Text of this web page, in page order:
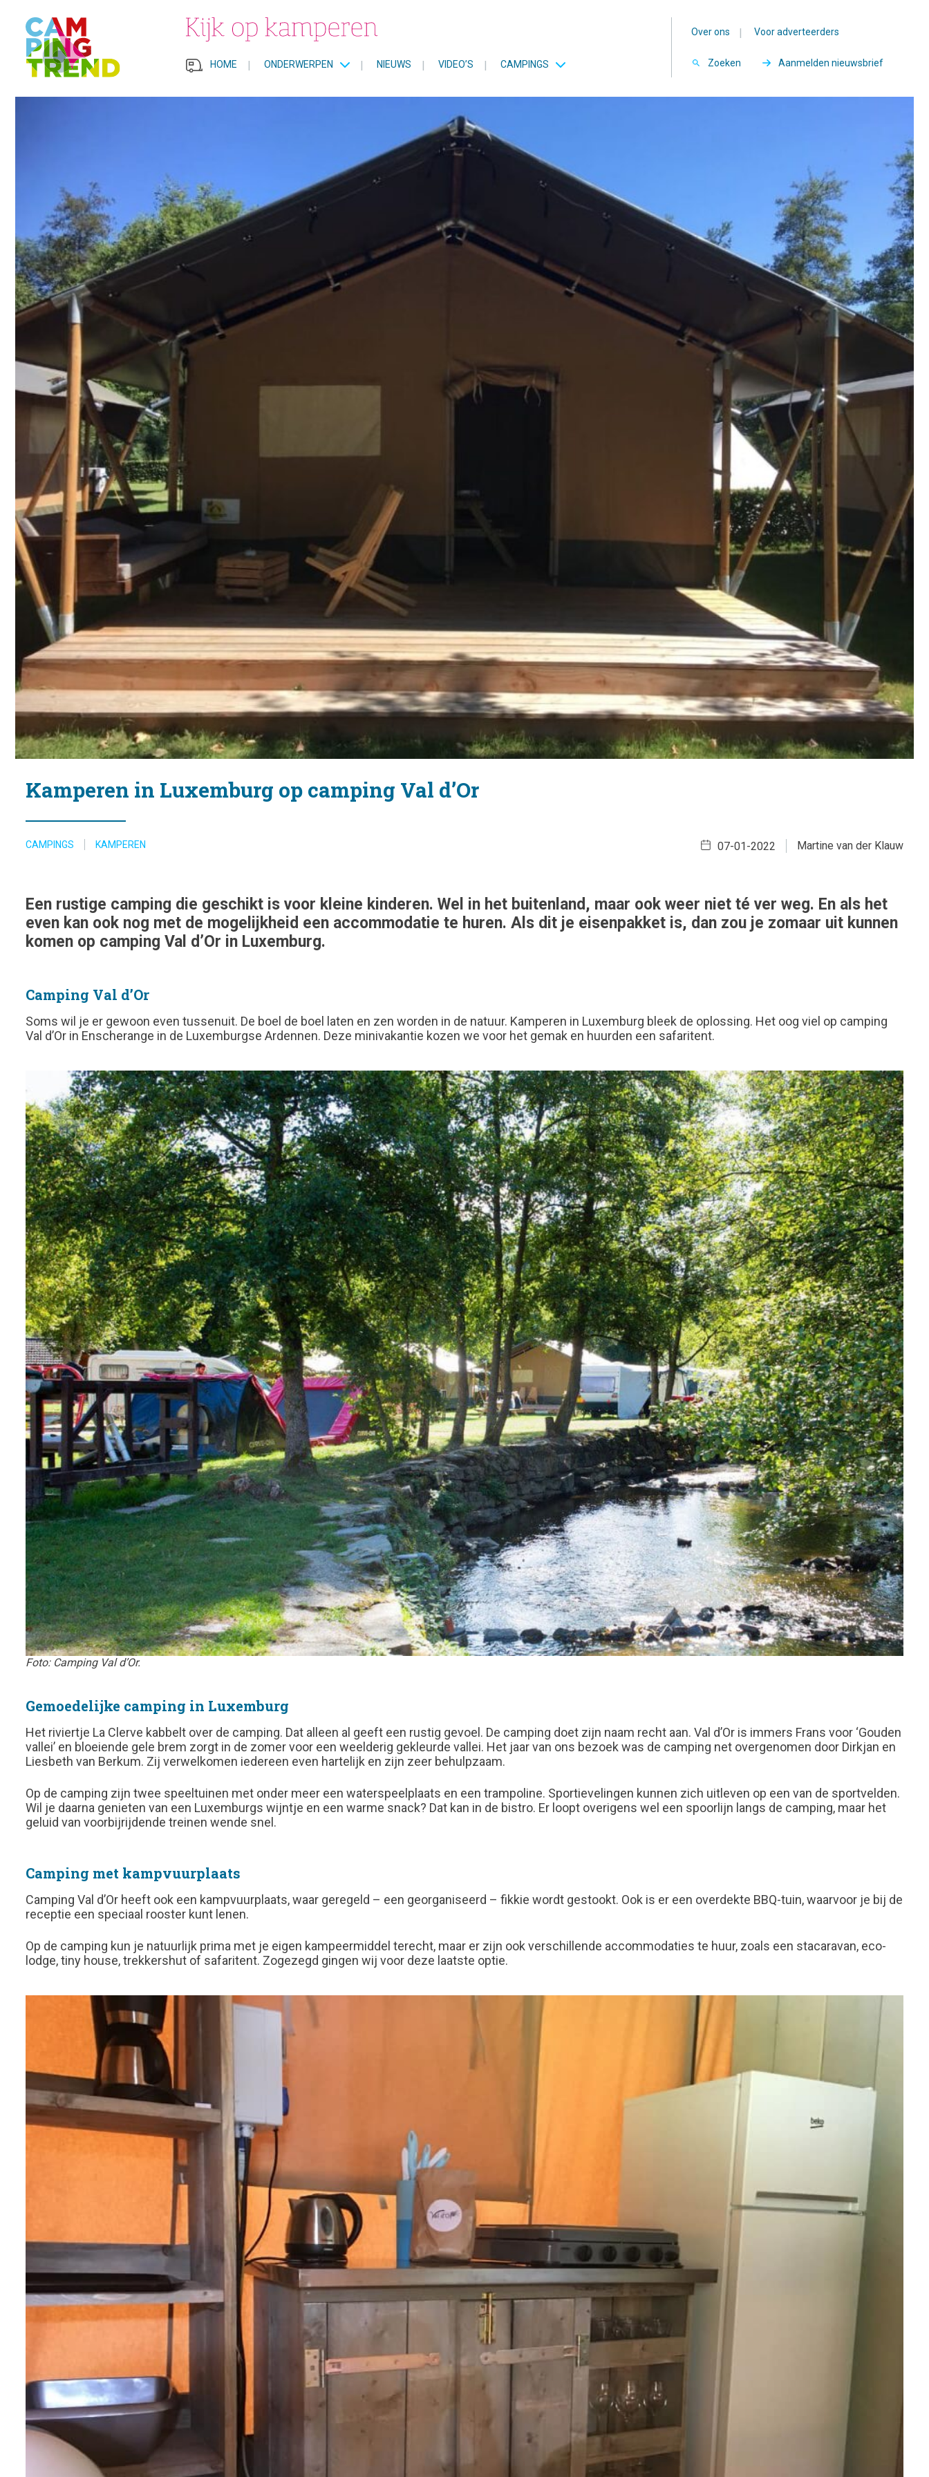
HOME | ONDERWERPEN | NIEUWS | VIDEO’S | CAMPINGS
Over ons | Voor adverteerders
Zoeken Aanmelden nieuwsbrief
Kamperen in Luxemburg op camping Val d’Or
CAMPINGS KAMPEREN Martine van der Klauw
07-01-2022
Een rustige camping die geschikt is voor kleine kinderen. Wel in het buitenland, maar ook weer niet té ver weg. En als het
even kan ook nog met de mogelijkheid een accommodatie te huren. Als dit je eisenpakket is, dan zou je zomaar uit kunnen
komen op camping Val d’Or in Luxemburg.
Camping Val d’Or
Soms wil je er gewoon even tussenuit. De boel de boel laten en zen worden in de natuur. Kamperen in Luxemburg bleek de oplossing. Het oog viel op camping
Val d’Or in Enscherange in de Luxemburgse Ardennen. Deze minivakantie kozen we voor het gemak en huurden een safaritent.
Foto: Camping Val d’Or.
Gemoedelijke camping in Luxemburg
Het riviertje La Clerve kabbelt over de camping. Dat alleen al geeft een rustig gevoel. De camping doet zijn naam recht aan. Val d’Or is immers Frans voor ‘Gouden
vallei’ en bloeiende gele brem zorgt in de zomer voor een weelderig gekleurde vallei. Het jaar van ons bezoek was de camping net overgenomen door Dirkjan en
Liesbeth van Berkum. Zij verwelkomen iedereen even hartelijk en zijn zeer behulpzaam.
Op de camping zijn twee speeltuinen met onder meer een waterspeelplaats en een trampoline. Sportievelingen kunnen zich uitleven op een van de sportvelden.
Wil je daarna genieten van een Luxemburgs wijntje en een warme snack? Dat kan in de bistro. Er loopt overigens wel een spoorlijn langs de camping, maar het
geluid van voorbijrijdende treinen wende snel.
Camping met kampvuurplaats
Camping Val d’Or heeft ook een kampvuurplaats, waar geregeld – een georganiseerd – fikkie wordt gestookt. Ook is er een overdekte BBQ-tuin, waarvoor je bij de
receptie een speciaal rooster kunt lenen.
Op de camping kun je natuurlijk prima met je eigen kampeermiddel terecht, maar er zijn ook verschillende accommodaties te huur, zoals een stacaravan, eco-
lodge, tiny house, trekkershut of safaritent. Zogezegd gingen wij voor deze laatste optie.